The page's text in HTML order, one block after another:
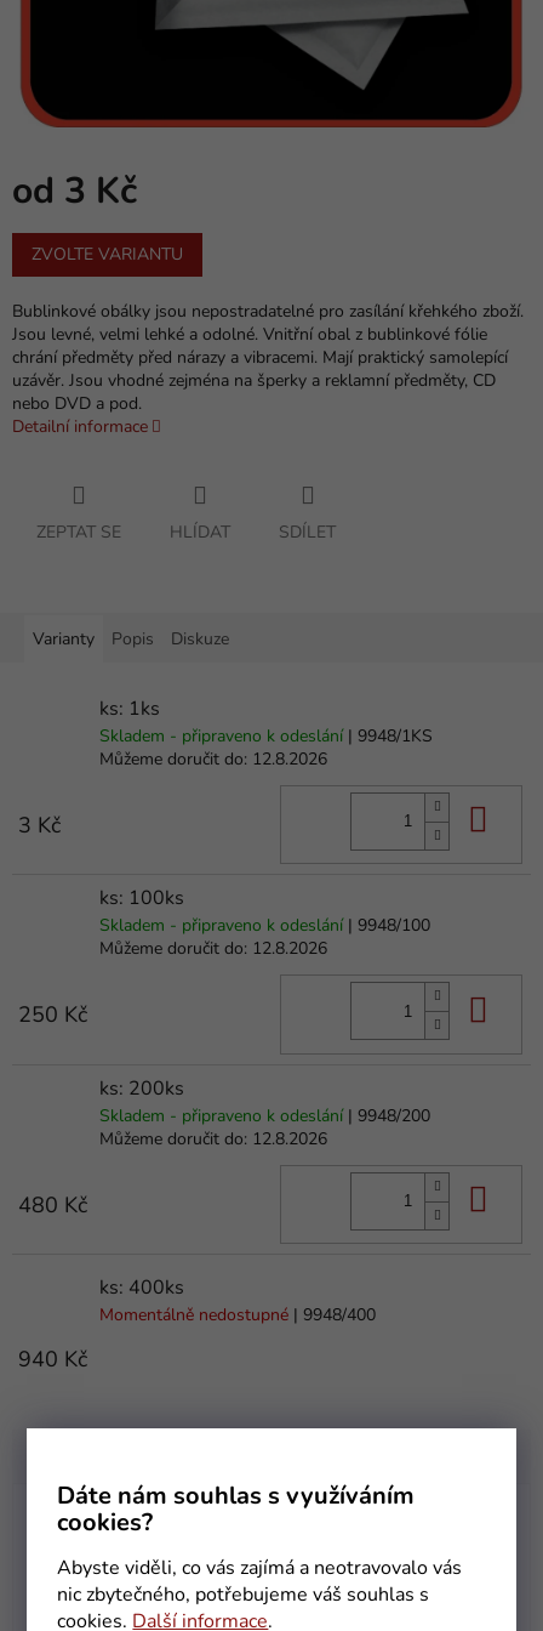
Dáte nám souhlas s využíváním
cookies?
Abyste viděli, co vás zajímá a neotravovalo vás
nic zbytečného, potřebujeme váš souhlas s
cookies. Další informace.
od 3 Kč
Měrná
cena:
ZVOLTE VARIANTU
Bublinkové obálky jsou nepostradatelné pro zasílání křehkého zboží.
Jsou levné, velmi lehké a odolné. Vnitřní obal z bublinkové fólie
chrání předměty před nárazy a vibracemi. Mají praktický samolepící
uzávěr. Jsou vhodné zejména na šperky a reklamní předměty, CD
nebo DVD a pod.
Detailní informace
ZEPTAT SE HLÍDAT SDÍLET
Varianty Popis Diskuze
ks: 1ks
Skladem - připraveno k odeslání | 9948/1KS
Můžeme doručit do: 12.8.2026
3 Kč
ks: 100ks
Skladem - připraveno k odeslání | 9948/100
Můžeme doručit do: 12.8.2026
250 Kč
ks: 200ks
Skladem - připraveno k odeslání | 9948/200
Můžeme doručit do: 12.8.2026
480 Kč
ks: 400ks
Momentálně nedostupné | 9948/400
940 Kč
Helena Pöschková
Hodnocení obchodu je 5 z 5 hvězdiček.
5.8.2026